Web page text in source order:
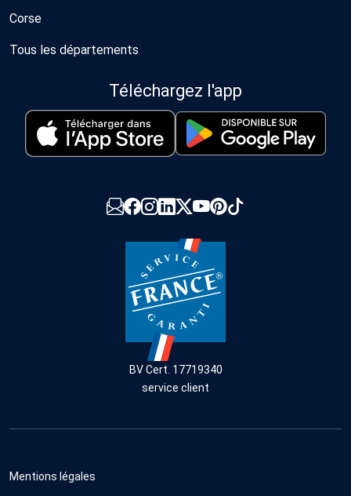
Corse
Tous les départements
Téléchargez l'app
BV Cert. 17719340
service client
Mentions légales